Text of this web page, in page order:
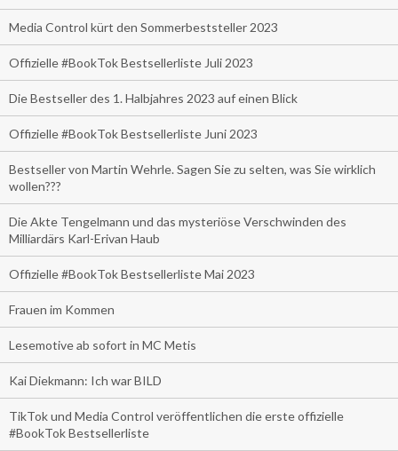
Media Control kürt den Sommerbeststeller 2023
Offizielle #BookTok Bestsellerliste Juli 2023
Die Bestseller des 1. Halbjahres 2023 auf einen Blick
Offizielle #BookTok Bestsellerliste Juni 2023
Bestseller von Martin Wehrle. Sagen Sie zu selten, was Sie wirklich
wollen???
Die Akte Tengelmann und das mysteriöse Verschwinden des
Milliardärs Karl-Erivan Haub
Offizielle #BookTok Bestsellerliste Mai 2023
Frauen im Kommen
Lesemotive ab sofort in MC Metis
Kai Diekmann: Ich war BILD
TikTok und Media Control veröffentlichen die erste offizielle
#BookTok Bestsellerliste